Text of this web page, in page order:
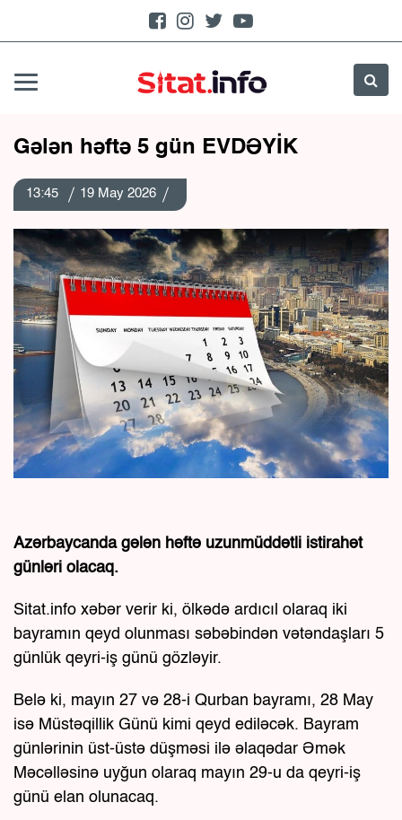
Gələn həftə 5 gün EVDƏYİK
13:45 19 May 2026
Azərbaycanda gələn həftə uzunmüddətli istirahət
günləri olacaq.
Sitat.info xəbər verir ki, ölkədə ardıcıl olaraq iki
bayramın qeyd olunması səbəbindən vətəndaşları 5
günlük qeyri-iş günü gözləyir.
Belə ki, mayın 27 və 28-i Qurban bayramı, 28 May
isə Müstəqillik Günü kimi qeyd ediləcək. Bayram
günlərinin üst-üstə düşməsi ilə əlaqədar Əmək
Məcəlləsinə uyğun olaraq mayın 29-u da qeyri-iş
günü elan olunacaq.